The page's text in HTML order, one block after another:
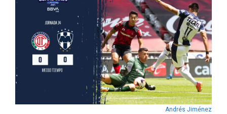
CLUB
MULTIMEDIA
RAYADOS
RAYADAS
FUERZAS BÁSICAS
RESPONSABILIDAD SOCIAL
TAQUILLA
Andrés Jiménez